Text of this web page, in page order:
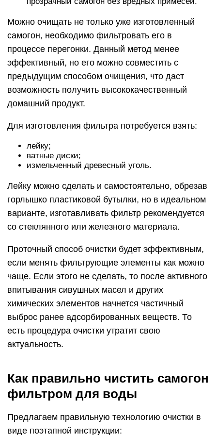
Можно очищать не только уже изготовленный
самогон, необходимо фильтровать его в
процессе перегонки. Данный метод менее
эффективный, но его можно совместить с
предыдущим способом очищения, что даст
возможность получить высококачественный
домашний продукт.
Для изготовления фильтра потребуется взять:
лейку;
ватные диски;
измельченный древесный уголь.
Лейку можно сделать и самостоятельно, обрезав
горлышко пластиковой бутылки, но в идеальном
варианте, изготавливать фильтр рекомендуется
со стеклянного или железного материала.
Проточный способ очистки будет эффективным,
если менять фильтрующие элементы как можно
чаще. Если этого не сделать, то после активного
впитывания сивушных масел и других
химических элементов начнется частичный
выброс ранее адсорбированных веществ. То
есть процедура очистки утратит свою
актуальность.
Как правильно чистить самогон
фильтром для воды
Предлагаем правильную технологию очистки в
виде поэтапной инструкции: